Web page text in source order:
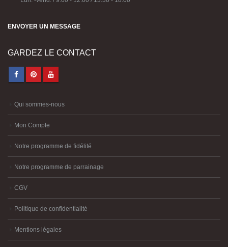
ENVOYER UN MESSAGE
GARDEZ LE CONTACT
Qui sommes-nous
Mon Compte
Notre programme de fidélité
Notre programme de parrainage
CGV
Politique de confidentialité
Mentions légales